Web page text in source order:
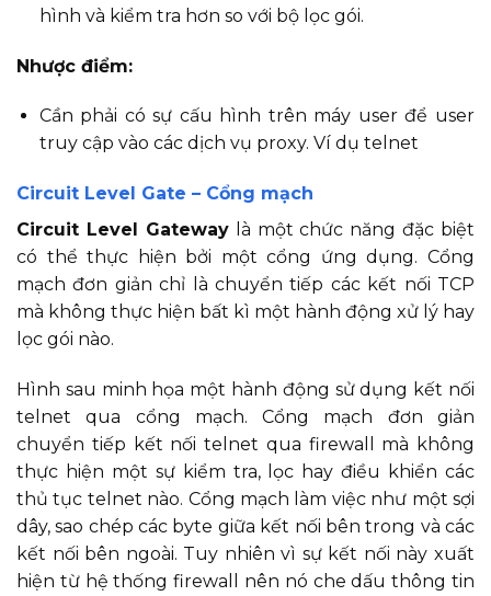
hình và kiểm tra hơn so với bộ lọc gói.
Nhược điểm:
Cần phải có sự cấu hình trên máy user để user
truy cập vào các dịch vụ proxy. Ví dụ telnet
Circuit Level Gate – Cổng mạch
Circuit Level Gatewaylà một chức năng đặc biệt
có thể thực hiện bởi một cổng ứng dụng. Cổng
mạch đơn giản chỉ là chuyển tiếp các kết nối TCP
mà không thực hiện bất kì một hành động xử lý hay
lọc gói nào.
Hình sau minh họa một hành động sử dụng kết nối
telnet qua cổng mạch. Cổng mạch đơn giản
chuyển tiếp kết nối telnet qua firewall mà không
thực hiện một sự kiểm tra, lọc hay điều khiển các
thủ tục telnet nào. Cổng mạch làm việc như một sợi
dây, sao chép các byte giữa kết nối bên trong và các
kết nối bên ngoài. Tuy nhiên vì sự kết nối này xuất
hiện từ hệ thống firewall nên nó che dấu thông tin